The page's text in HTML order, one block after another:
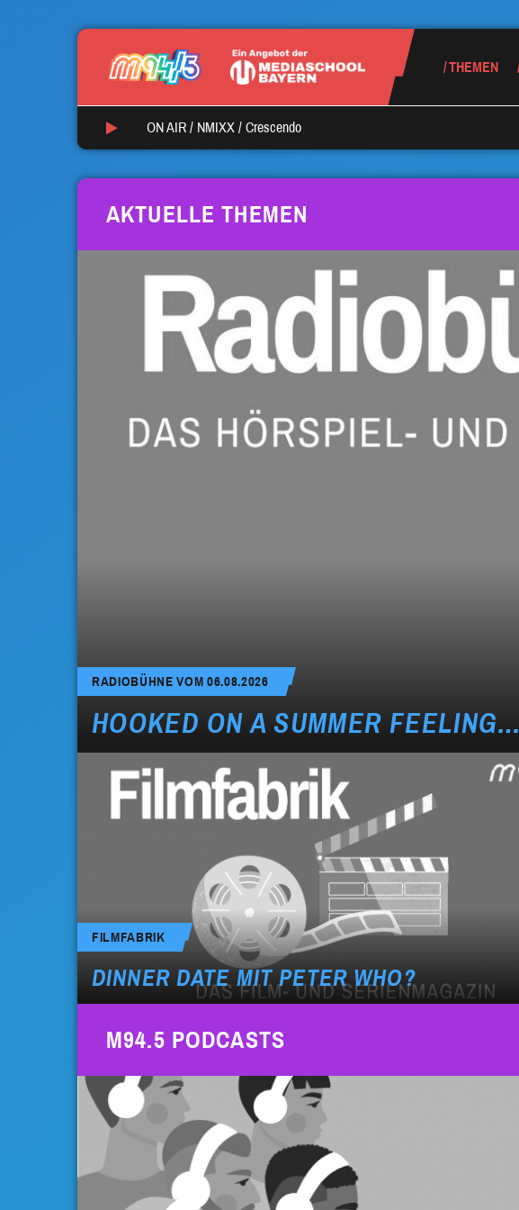
THEMEN
ON AIR / NMIXX / Crescendo
AKTUELLE THEMEN
RADIOBÜHNE VOM 06.08.2026
HOOKED ON A SUMMER FEELING…
FILMFABRIK
DINNER DATE MIT PETER WHO?
M94.5 PODCASTS